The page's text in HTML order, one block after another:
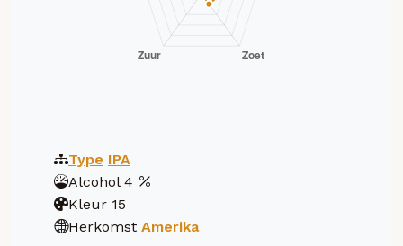
Type IPA
Alcohol 4
Kleur 15
Herkomst Amerika